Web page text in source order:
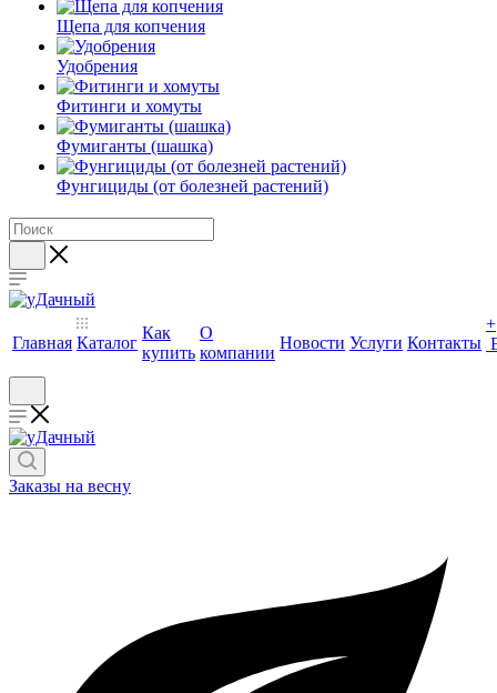
Щепа для копчения
Удобрения
Фитинги и хомуты
Фумиганты (шашка)
Фунгициды (от болезней растений)
Главная Каталог
Как
купить
О
компании
Новости Услуги Контакты
+
Заказы на весну